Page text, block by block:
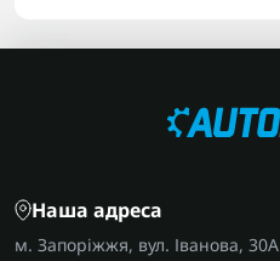
Наша адреса
м. Запоріжжя, вул. Іванова, 30А